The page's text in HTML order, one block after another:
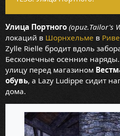
Улица Портного (ориг.Tailor's
локаций в Шорнхельме в
Zylle Rielle бродит вдоль
Бесконечные осенние
улицу перед магазином
обувь, а Lazy Ludippe сидит
дома.